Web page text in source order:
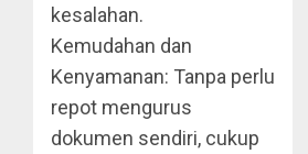
kesalahan.
Kemudahan dan
Kenyamanan: Tanpa perlu
repot mengurus
dokumen sendiri, cukup